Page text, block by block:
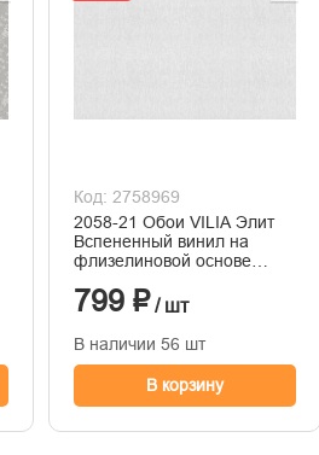
Код: 2758969
2058-21 Обои VILIA Элит
Вспененный винил на
флизелиновой основе
799 ₽/ шт
В наличии 56 шт
В корзину